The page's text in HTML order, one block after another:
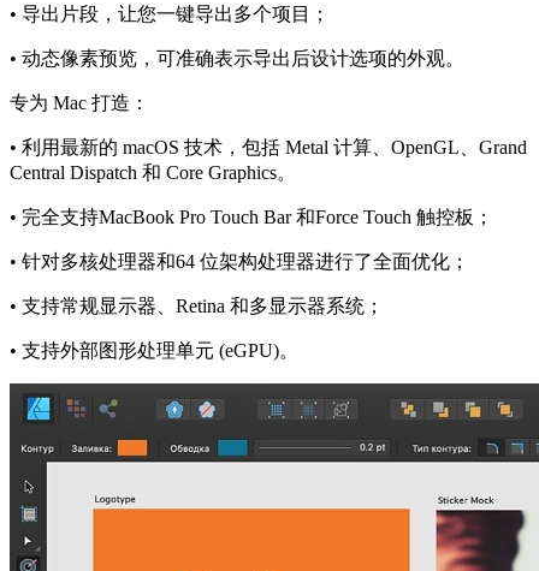
• 导出片段，让您一键导出多个项目；
• 动态像素预览，可准确表示导出后设计选项的外观。
专为 Mac 打造：
• 利用最新的 macOS 技术，包括 Metal 计算、OpenGL、Grand
Central Dispatch 和 Core Graphics。
• 完全支持MacBook Pro Touch Bar 和Force Touch 触控板；
• 针对多核处理器和64 位架构处理器进行了全面优化；
• 支持常规显示器、Retina 和多显示器系统；
• 支持外部图形处理单元 (eGPU)。